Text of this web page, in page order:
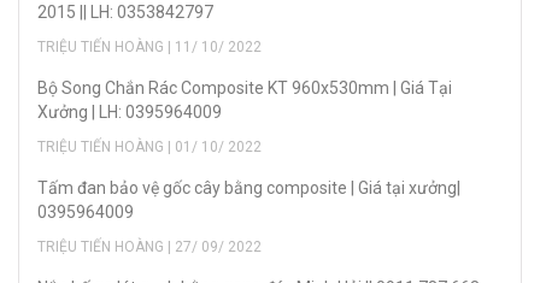
2015 || LH: 0353842797
TRIỆU TIẾN HOÀNG | 11/ 10/ 2022
Bộ Song Chắn Rác Composite KT 960x530mm | Giá Tại
Xưởng | LH: 0395964009
TRIỆU TIẾN HOÀNG | 01/ 10/ 2022
Tấm đan bảo vệ gốc cây bằng composite | Giá tại xưởng|
0395964009
TRIỆU TIẾN HOÀNG | 27/ 09/ 2022